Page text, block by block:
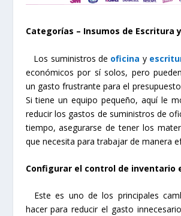
Categorías – Insumos de Escritura
Los suministros de oficina y
económicos por sí solos, pero
un gasto frustrante para el
Si tiene un equipo pequeño, aquí le
reducir los gastos de suministros de
tiempo, asegurarse de tener los
que necesita para trabajar de manera
Configurar el control de inventario
Este es uno de los principales
hacer para reducir el gasto